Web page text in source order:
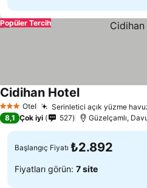
Popüler Tercih
3 YıldızOtel Serinletici açık yüzme
Cidihan HotelFiyatları görün
8,1 Çok iyi 527 Güzelçamlı,
Başlangıç Fiyatı ₺2.892
Fiyatları görün: 7 site